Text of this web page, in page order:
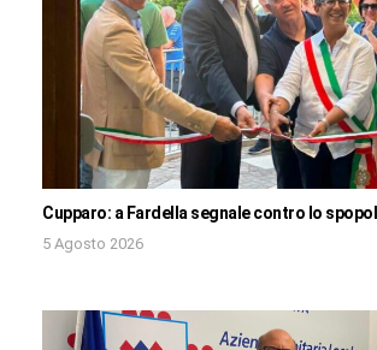
Cupparo: a Fardella segnale contro lo
5 Agosto 2026